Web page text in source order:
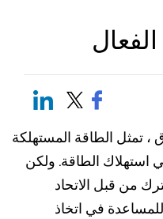
الطاقة المستهلكة
الطاقة. ولكن
قبل الاتحاد
في اتخاذ